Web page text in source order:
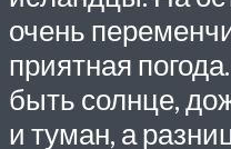
очень
приятная
быть солнце,
и туман, а